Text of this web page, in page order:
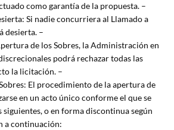
como garantía de la propuesta. –
Si nadie concurriera al Llamado a
desierta. –
de los Sobres, la Administración en
podrá rechazar todas las
la licitación. –
El procedimiento de la apertura de
en un acto único conforme el que se
o en forma discontinua según
a continuación: